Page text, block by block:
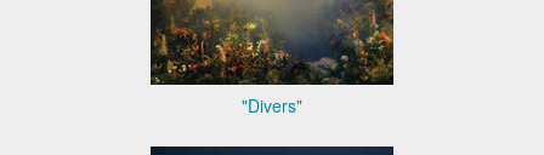
"Divers"